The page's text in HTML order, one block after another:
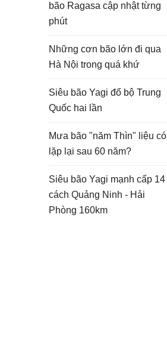
bão Ragasa cập nhật từng
phút
Những cơn bão lớn đi qua
Hà Nội trong quá khứ
Siêu bão Yagi đổ bộ Trung
Quốc hai lần
Mưa bão "năm Thìn" liệu có
lặp lại sau 60 năm?
Siêu bão Yagi mạnh cấp 14
cách Quảng Ninh - Hải
Phòng 160km